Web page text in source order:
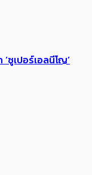
ซูเปอร์เอลนีโญ’